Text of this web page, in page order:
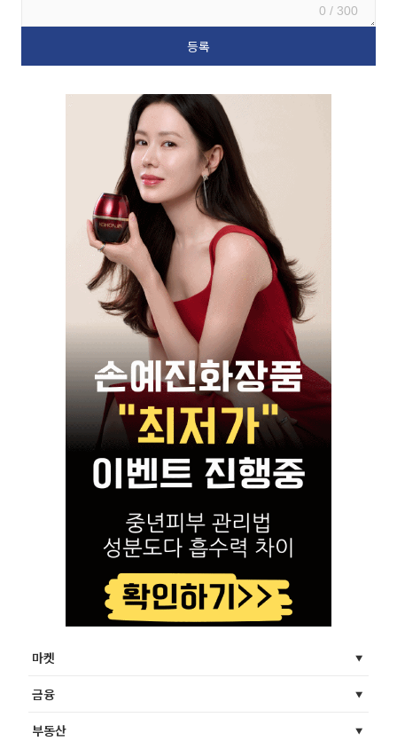
0 / 300
마켓
금융
부동산